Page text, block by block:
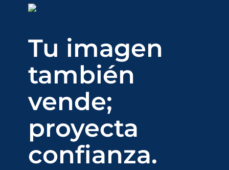
Tu imagen
también
vende;
proyecta
confianza.